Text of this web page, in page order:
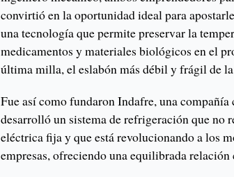
convirtió en la oportunidad ideal para
una tecnología que permite preservar la
medicamentos y materiales biológicos en el
última milla, el eslabón más débil y frágil de
Fue así como fundaron Indafre, una
desarrolló un sistema de refrigeración que no
eléctrica fija y que está revolucionando a los
empresas, ofreciendo una equilibrada